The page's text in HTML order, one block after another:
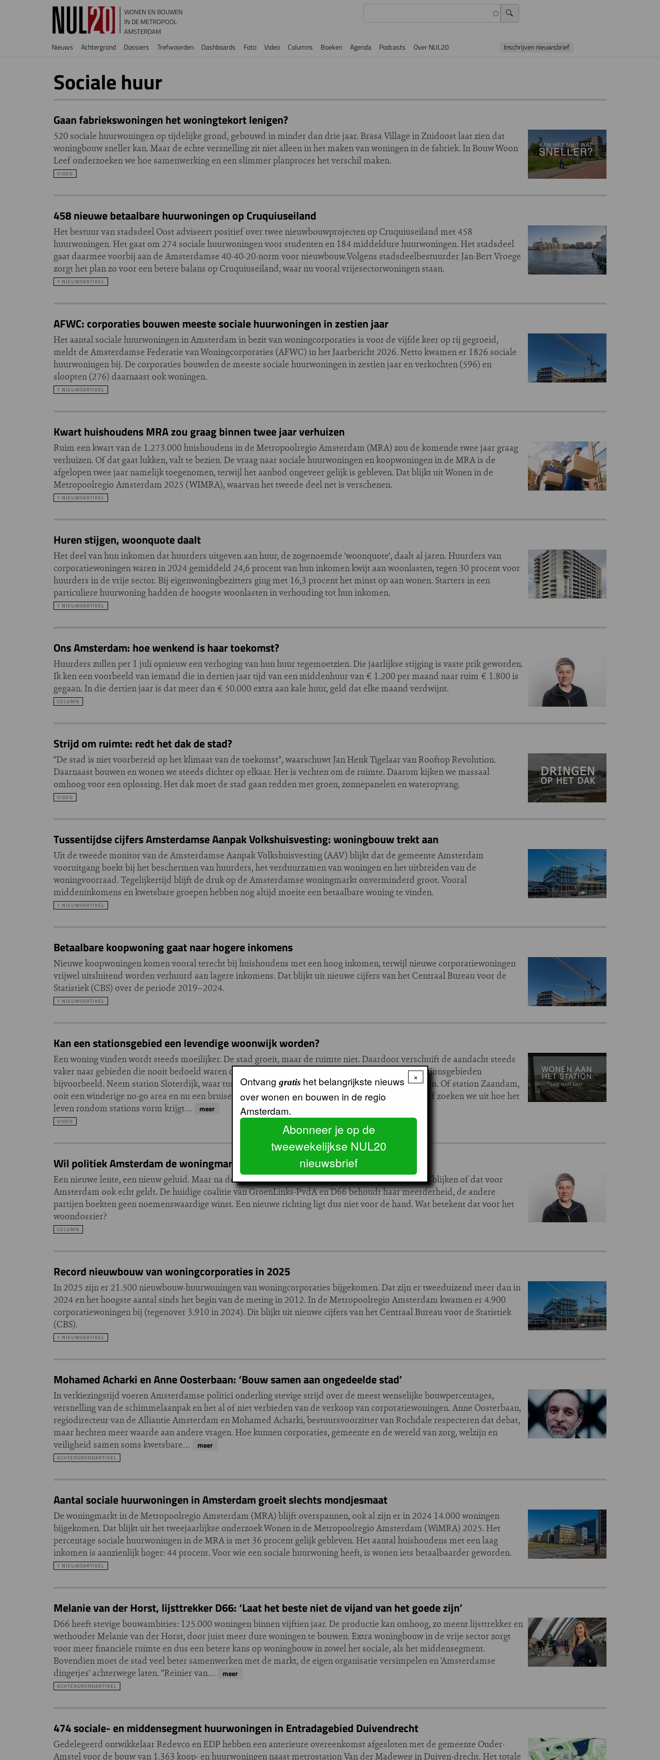
Overslaan en naar de inhoud gaan
WONEN EN BOUWEN
IN DE METROPOOL
AMSTERDAM
Hoofdnavigatie
Nieuws Achtergrond Dossiers Trefwoorden Dashboards Foto Video Columns Boeken Agenda Podcasts Over NUL20 Inschrijven nieuwsbrief
Sociale huur
Gaan fabriekswoningen het woningtekort lenigen?
520 sociale huurwoningen op tijdelijke grond, gebouwd in minder dan drie jaar. Brasa Village in Zuidoost laat zien dat
woningbouw sneller kan. Maar de echte versnelling zit niet alleen in het maken van woningen in de fabriek. In Bouw Woon
Leef onderzoeken we hoe samenwerking en een slimmer planproces het verschil maken.
VIDEO
458 nieuwe betaalbare huurwoningen op Cruquiuseiland
Het bestuur van stadsdeel Oost adviseert positief over twee nieuwbouwprojecten op Cruquiuseiland met 458
huurwoningen. Het gaat om 274 sociale huurwoningen voor studenten en 184 middeldure huurwoningen. Het stadsdeel
gaat daarmee voorbij aan de Amsterdamse 40-40-20-norm voor nieuwbouw.Volgens stadsdeelbestuurder Jan-Bert Vroege
zorgt het plan zo voor een betere balans op Cruquiuseiland, waar nu vooral vrijesectorwoningen staan.
1 NIEUWSARTIKEL
AFWC: corporaties bouwen meeste sociale huurwoningen in zestien jaar
Het aantal sociale huurwoningen in Amsterdam in bezit van woningcorporaties is voor de vijfde keer op rij gegroeid,
meldt de Amsterdamse Federatie van Woningcorporaties (AFWC) in het Jaarbericht 2026. Netto kwamen er 1826 sociale
huurwoningen bij. De corporaties bouwden de meeste sociale huurwoningen in zestien jaar en verkochten (596) en
sloopten (276) daarnaast ook woningen.
1 NIEUWSARTIKEL
Kwart huishoudens MRA zou graag binnen twee jaar verhuizen
Ruim een kwart van de 1.273.000 huishoudens in de Metropoolregio Amsterdam (MRA) zou de komende twee jaar graag
verhuizen. Of dat gaat lukken, valt te bezien. De vraag naar sociale huurwoningen en koopwoningen in de MRA is de
afgelopen twee jaar namelijk toegenomen, terwijl het aanbod ongeveer gelijk is gebleven. Dat blijkt uit Wonen in de
Metropoolregio Amsterdam 2025 (WIMRA), waarvan het tweede deel net is verschenen.
1 NIEUWSARTIKEL
Huren stijgen, woonquote daalt
Het deel van hun inkomen dat huurders uitgeven aan huur, de zogenoemde 'woonquote', daalt al jaren. Huurders van
corporatiewoningen waren in 2024 gemiddeld 24,6 procent van hun inkomen kwijt aan woonlasten, tegen 30 procent voor
huurders in de vrije sector. Bij eigenwoningbezitters ging met 16,3 procent het minst op aan wonen. Starters in een
particuliere huurwoning hadden de hoogste woonlasten in verhouding tot hun inkomen.
1 NIEUWSARTIKEL
Ons Amsterdam: hoe wenkend is haar toekomst?
Huurders zullen per 1 juli opnieuw een verhoging van hun huur tegemoetzien. Die jaarlijkse stijging is vaste prik geworden.
Ik ken een voorbeeld van iemand die in dertien jaar tijd van een middenhuur van € 1.200 per maand naar ruim € 1.800 is
gegaan. In die dertien jaar is dat meer dan € 50.000 extra aan kale huur, geld dat elke maand verdwijnt.
COLUMN
Strijd om ruimte: redt het dak de stad?
“De stad is niet voorbereid op het klimaat van de toekomst”, waarschuwt Jan Henk Tigelaar van Rooftop Revolution.
Daarnaast bouwen en wonen we steeds dichter op elkaar. Het is vechten om de ruimte. Daarom kijken we massaal
omhoog voor een oplossing. Het dak moet de stad gaan redden met groen, zonnepanelen en wateropvang.
VIDEO
Tussentijdse cijfers Amsterdamse Aanpak Volkshuisvesting: woningbouw trekt aan
Uit de tweede monitor van de Amsterdamse Aanpak Volkshuisvesting (AAV) blijkt dat de gemeente Amsterdam
vooruitgang boekt bij het beschermen van huurders, het verduurzamen van woningen en het uitbreiden van de
woningvoorraad. Tegelijkertijd blijft de druk op de Amsterdamse woningmarkt onverminderd groot. Vooral
middeninkomens en kwetsbare groepen hebben nog altijd moeite een betaalbare woning te vinden.
1 NIEUWSARTIKEL
Betaalbare koopwoning gaat naar hogere inkomens
Nieuwe koopwoningen komen vooral terecht bij huishoudens met een hoog inkomen, terwijl nieuwe corporatiewoningen
vrijwel uitsluitend worden verhuurd aan lagere inkomens. Dat blijkt uit nieuwe cijfers van het Centraal Bureau voor de
Statistiek (CBS) over de periode 2019–2024.
1 NIEUWSARTIKEL
Kan een stationsgebied een levendige woonwijk worden?
Een woning vinden wordt steeds moeilijker. De stad groeit, maar de ruimte niet. Daardoor verschuift de aandacht steeds
vaker naar gebieden die nooit bedoeld waren om te wonen. Verouderde bedrijventerreinen en stationsgebieden
bijvoorbeeld. Neem station Sloterdijk, waar tussen sporen en kantoren nieuwe woontorens verrijzen. Of station Zaandam,
ooit een winderige no-go area en nu een bruisend stadshart. In deze aflevering van Bouw Woon Leef zoeken we uit hoe het
leven rondom stations vorm krijgt…
meer
VIDEO
Wil politiek Amsterdam de woningmarkt echt openbreken?
Een nieuwe lente, een nieuw geluid. Maar na de gemeenteraadsverkiezingen van vorige week moet blijken of dat voor
Amsterdam ook echt geldt. De huidige coalitie van GroenLinks‑PvdA en D66 behoudt haar meerderheid, de andere
partijen boekten geen noemenswaardige winst. Een nieuwe richting ligt dus niet voor de hand. Wat betekent dat voor het
woondossier?
COLUMN
Record nieuwbouw van woningcorporaties in 2025
In 2025 zijn er 21.500 nieuwbouw-huurwoningen van woningcorporaties bijgekomen. Dat zijn er tweeduizend meer dan in
2024 en het hoogste aantal sinds het begin van de meting in 2012. In de Metropoolregio Amsterdam kwamen er 4.900
corporatiewoningen bij (tegenover 3.910 in 2024). Dit blijkt uit nieuwe cijfers van het Centraal Bureau voor de Statistiek
(CBS).
1 NIEUWSARTIKEL
Mohamed Acharki en Anne Oosterbaan: ‘Bouw samen aan ongedeelde stad’
In verkiezingstijd voeren Amsterdamse politici onderling stevige strijd over de meest wenselijke bouwpercentages,
versnelling van de schimmelaanpak en het al of niet verbieden van de verkoop van corporatiewoningen. Anne Oosterbaan,
regiodirecteur van de Alliantie Amsterdam en Mohamed Acharki, bestuursvoorzitter van Rochdale respecteren dat debat,
maar hechten meer waarde aan andere vragen. Hoe kunnen corporaties, gemeente en de wereld van zorg, welzijn en
veiligheid samen soms kwetsbare…
meer
ACHTERGRONDARTIKEL
Aantal sociale huurwoningen in Amsterdam groeit slechts mondjesmaat
De woningmarkt in de Metropoolregio Amsterdam (MRA) blijft overspannen, ook al zijn er in 2024 14.000 woningen
bijgekomen. Dat blijkt uit het tweejaarlijkse onderzoek Wonen in de Metropoolregio Amsterdam (WiMRA) 2025. Het
percentage sociale huurwoningen in de MRA is met 36 procent gelijk gebleven. Het aantal huishoudens met een laag
inkomen is aanzienlijk hoger: 44 procent. Voor wie een sociale huurwoning heeft, is wonen iets betaalbaarder geworden.
1 NIEUWSARTIKEL
Melanie van der Horst, lijsttrekker D66: ‘Laat het beste niet de vijand van het goede zijn’
D66 heeft stevige bouwambities: 125.000 woningen binnen vijftien jaar. De productie kan omhoog, zo meent lijsttrekker en
wethouder Melanie van der Horst, door juist meer dure woningen te bouwen. Extra woningbouw in de vrije sector zorgt
voor meer financiële ruimte en dus een betere kans op woningbouw in zowel het sociale, als het middensegment.
Bovendien moet de stad veel beter samenwerken met de markt, de eigen organisatie versimpelen en ‘Amsterdamse
dingetjes’ achterwege laten. “Reinier van…
meer
ACHTERGRONDARTIKEL
474 sociale- en middensegment huurwoningen in Entradagebied Duivendrecht
Gedelegeerd ontwikkelaar Redevco en EDP hebben een anterieure overeenkomst afgesloten met de gemeente Ouder-
Amstel voor de bouw van 1.363 koop- en huurwoningen naast metrostation Van der Madeweg in Duiven-drecht. Het totale
×
Ontvang gratis het belangrijkste nieuws
over wonen en bouwen in de regio
Amsterdam.
Abonneer je op de
tweewekelijkse NUL20
nieuwsbrief